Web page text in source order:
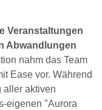
Veranstaltungen
Abwandlungen
nahm das Team
Ease vor. Während
aller aktiven
eigenen "Aurora